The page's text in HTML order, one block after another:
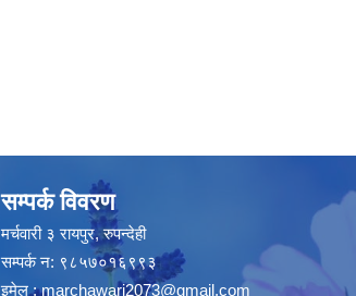
सम्पर्क विवरण
मर्चवारी ३ रायपुर, रुपन्देही
सम्पर्क न: ९८५७०१६९९३
इमेल :marchawari2073@gmail.com